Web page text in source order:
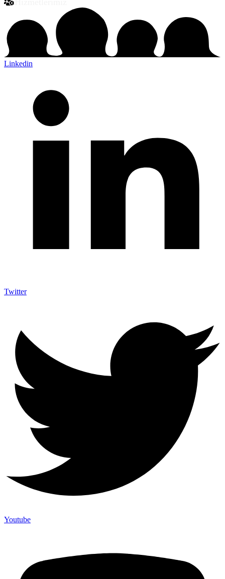
Linkedin
Twitter
Youtube